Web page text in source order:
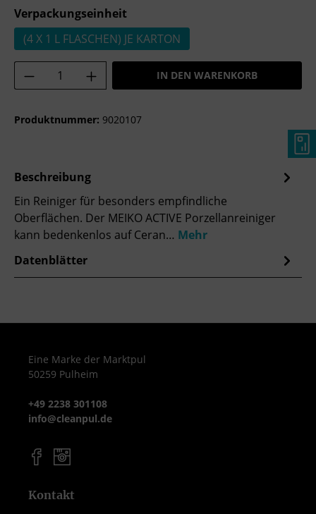
Verpackungseinheitauswählen
(4 X 1 L FLASCHEN) JE KARTON
Produkt Anzahl: Gib den gewünschten
IN DEN WARENKORB
Produktnummer: 9020107
Beschreibung
Ein Reiniger für besonders empfindliche
Oberflächen. Der MEIKO ACTIVE Porzellanreiniger
kann bedenkenlos auf Ceran… Mehr
Datenblätter
Eine Marke der Marktpul
50259 Pulheim
+49 2238 301108
info@cleanpul.de
Kontakt